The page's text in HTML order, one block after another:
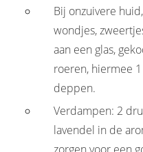
Bij onzuivere
wondjes,
aan een glas,
roeren, hiermee
deppen.
Verdampen: 2
lavendel in de